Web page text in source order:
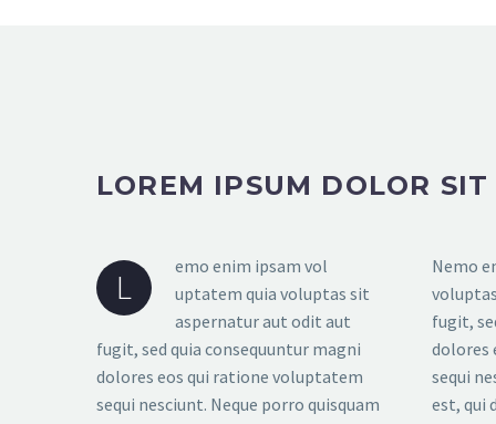
LOREM IPSUM DOLOR
L
emo enim ipsam vol
uptatem quia voluptas sit
aspernatur aut odit aut
fugit, sed quia consequuntur magni
dolores eos qui ratione voluptatem
sequi nesciunt. Neque porro quisquam
Nemo
fugit,
dolores
sequi
est, qui